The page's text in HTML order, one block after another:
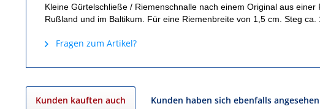
Kleine Gürtelschließe / Riemenschnalle nach einem Original aus
Rußland und im Baltikum. Für eine Riemenbreite von 1,5 cm. Steg ca.
Fragen zum Artikel?
Kunden kauften auch Kunden haben sich ebenfalls angesehen